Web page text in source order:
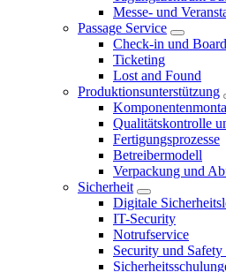
Messe- und
Passage Service
Check-in und
Ticketing
Lost and Found
Produktionsunterstützung
Qualitätskontrolle
Fertigungsprozesse
Betreibermodell
Verpackung und
Sicherheit
Digitale
IT-Security
Notrufservice
Security und